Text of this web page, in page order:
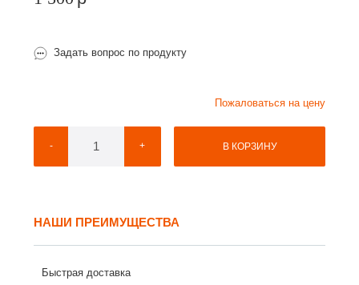
Задать вопрос по продукту
Пожаловаться на цену
- + В КОРЗИНУ
НАШИ ПРЕИМУЩЕСТВА
Быстрая доставка